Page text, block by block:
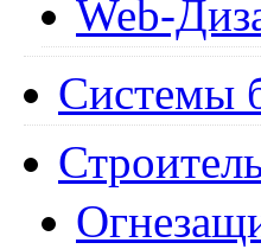
Web-
Системы